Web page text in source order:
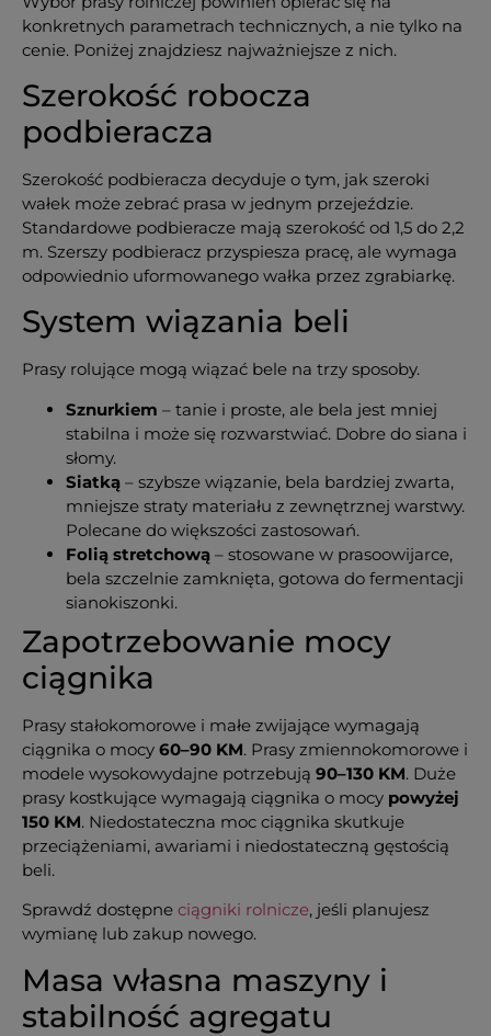
konkretnych parametrach technicznych, a nie tylko na
cenie. Poniżej znajdziesz najważniejsze z nich.
Szerokość robocza
podbieracza
Szerokość podbieracza decyduje o tym, jak szeroki
wałek może zebrać prasa w jednym przejeździe.
Standardowe podbieracze mają szerokość od 1,5 do 2,2
m. Szerszy podbieracz przyspiesza pracę, ale wymaga
odpowiednio uformowanego wałka przez zgrabiarkę.
System wiązania beli
Prasy rolujące mogą wiązać bele na trzy sposoby.
Sznurkiem – tanie i proste, ale bela jest mniej
stabilna i może się rozwarstwiać. Dobre do siana i
słomy.
Siatką – szybsze wiązanie, bela bardziej zwarta,
mniejsze straty materiału z zewnętrznej warstwy.
Polecane do większości zastosowań.
Folią stretchową – stosowane w prasoowijarce,
bela szczelnie zamknięta, gotowa do fermentacji
sianokiszonki.
Zapotrzebowanie mocy
ciągnika
Prasy stałokomorowe i małe zwijające wymagają
ciągnika o mocy 60–90 KM. Prasy zmiennokomorowe i
modele wysokowydajne potrzebują 90–130 KM. Duże
prasy kostkujące wymagają ciągnika o mocy powyżej
150 KM. Niedostateczna moc ciągnika skutkuje
przeciążeniami, awariami i niedostateczną gęstością
beli.
Sprawdź dostępne ciągniki rolnicze, jeśli planujesz
wymianę lub zakup nowego.
Masa własna maszyny i
stabilność agregatu